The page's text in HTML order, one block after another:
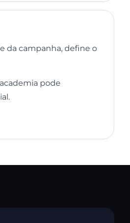
da campanha, define o
pode